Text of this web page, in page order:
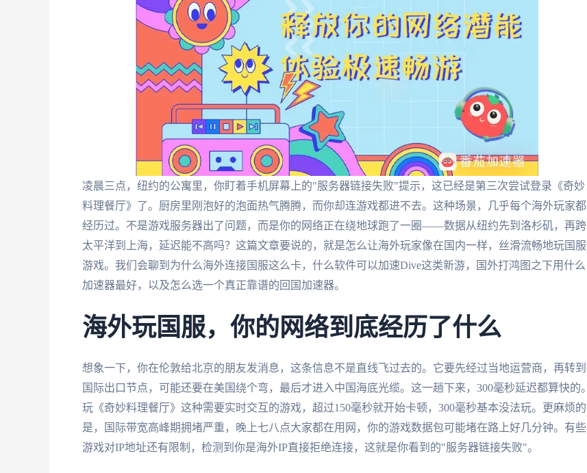
凌晨三点，纽约的公寓里，你盯着手机屏幕上的"服务器链接失败"提示，这已经是第三次尝试登录《奇妙
料理餐厅》了。厨房里刚泡好的泡面热气腾腾，而你却连游戏都进不去。这种场景，几乎每个海外玩家都
经历过。不是游戏服务器出了问题，而是你的网络正在绕地球跑了一圈——数据从纽约先到洛杉矶，再跨
太平洋到上海，延迟能不高吗？这篇文章要说的，就是怎么让海外玩家像在国内一样，丝滑流畅地玩国服
游戏。我们会聊到为什么海外连接国服这么卡，什么软件可以加速Dive这类新游，国外打鸿图之下用什么
加速器最好，以及怎么选一个真正靠谱的回国加速器。
海外玩国服，你的网络到底经历了什么
想象一下，你在伦敦给北京的朋友发消息，这条信息不是直线飞过去的。它要先经过当地运营商，再转到
国际出口节点，可能还要在美国绕个弯，最后才进入中国海底光缆。这一趟下来，300毫秒延迟都算快的。
玩《奇妙料理餐厅》这种需要实时交互的游戏，超过150毫秒就开始卡顿，300毫秒基本没法玩。更麻烦的
是，国际带宽高峰期拥堵严重，晚上七八点大家都在用网，你的游戏数据包可能堵在路上好几分钟。有些
游戏对IP地址还有限制，检测到你是海外IP直接拒绝连接，这就是你看到的"服务器链接失败"。